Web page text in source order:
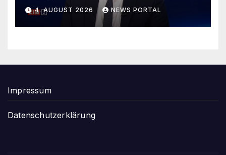
4. AUGUST 2026 NEWS PORTAL
Impressum
Datenschutzerklärung